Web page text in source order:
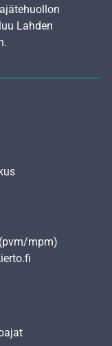
Lahden
(pvm/mpm)